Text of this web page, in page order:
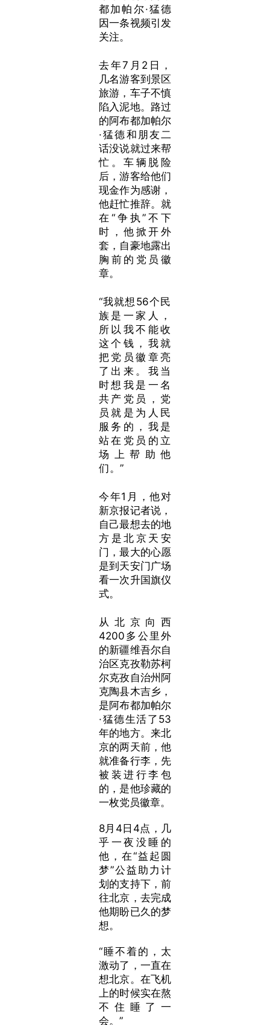
都加帕尔·猛德
因一条视频引发
关注。
去年7月2日，
几名游客到景区
旅游，车子不慎
陷入泥地。路过
的阿布都加帕尔
·猛德和朋友二
话没说就过来帮
忙。车辆脱险
后，游客给他们
现金作为感谢，
他赶忙推辞。就
在“争执”不下
时，他掀开外
套，自豪地露出
胸前的党员徽
章。
“我就想56个民
族是一家人，
所以我不能收
这个钱，我就
把党员徽章亮
了出来。我当
时想我是一名
共产党员，党
员就是为人民
服务的，我是
站在党员的立
场上帮助他
们。”
今年1月，他对
新京报记者说，
自己最想去的地
方是北京天安
门，最大的心愿
是到天安门广场
看一次升国旗仪
式。
从北京向西
4200多公里外
的新疆维吾尔自
治区克孜勒苏柯
尔克孜自治州阿
克陶县木吉乡，
是阿布都加帕尔
·猛德生活了53
年的地方。来北
京的两天前，他
就准备行李，先
被装进行李包
的，是他珍藏的
一枚党员徽章。
8月4日4点，几
乎一夜没睡的
他，在“益起圆
梦”公益助力计
划的支持下，前
往北京，去完成
他期盼已久的梦
想。
“睡不着的，太
激动了，一直在
想北京。在飞机
上的时候实在熬
不住睡了一
会。”